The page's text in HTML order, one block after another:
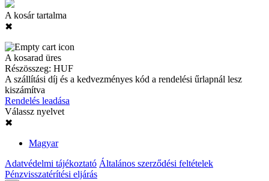
A kosár tartalma
✖
A kosarad üres
Részösszeg: HUF
A szállítási díj és a kedvezményes kód a rendelési űrlapnál lesz
kiszámítva
Rendelés leadása
Válassz nyelvet
✖
Magyar
Adatvédelmi tájékoztató Általános szerződési feltételek
Pénzvisszatérítési eljárás